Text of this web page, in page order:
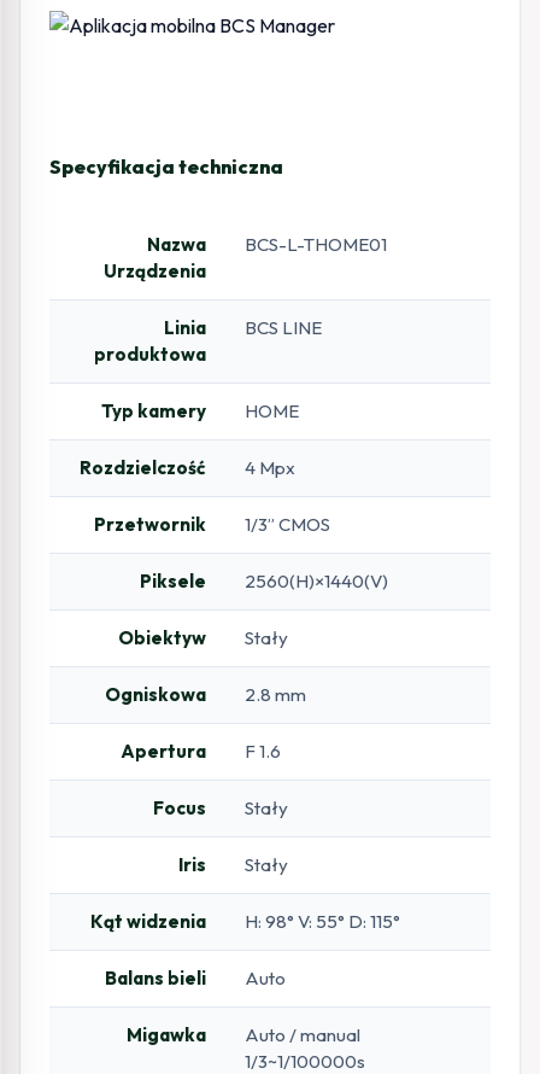
Specyfikacja techniczna
Nazwa
Urządzenia
BCS-L-THOME01
Linia
produktowa
BCS LINE
Typ kamery HOME
Rozdzielczość 4 Mpx
Przetwornik 1/3” CMOS
Piksele 2560(H)×1440(V)
Obiektyw Stały
Ogniskowa 2.8 mm
Apertura F 1.6
Focus Stały
Iris Stały
Kąt widzenia H: 98° V: 55° D: 115°
Balans bieli Auto
Migawka
Auto / manual
1/3~1/100000s